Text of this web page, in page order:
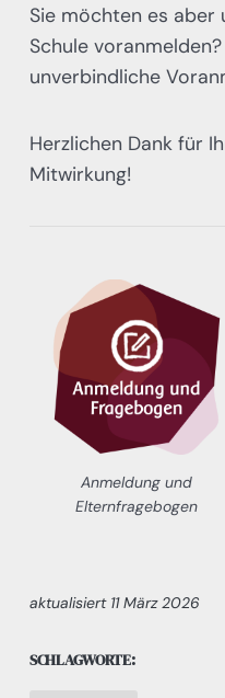
Sie möchten es aber
Schule
unverbindliche
Herzlichen Dank für
Mitwirkung!
Anmeldung und
Elternfragebogen
aktualisiert 11 März 2026
SCHLAGWORTE: